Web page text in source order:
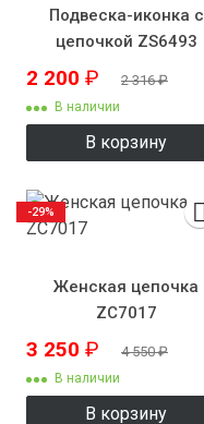
Подвеска-иконка с
цепочкой ZS6493
2 200 ₽ 2 316₽
В наличии
В корзину
Женская цепочка
ZC7017
3 250 ₽ 4 550₽
В наличии
В корзину
-29%